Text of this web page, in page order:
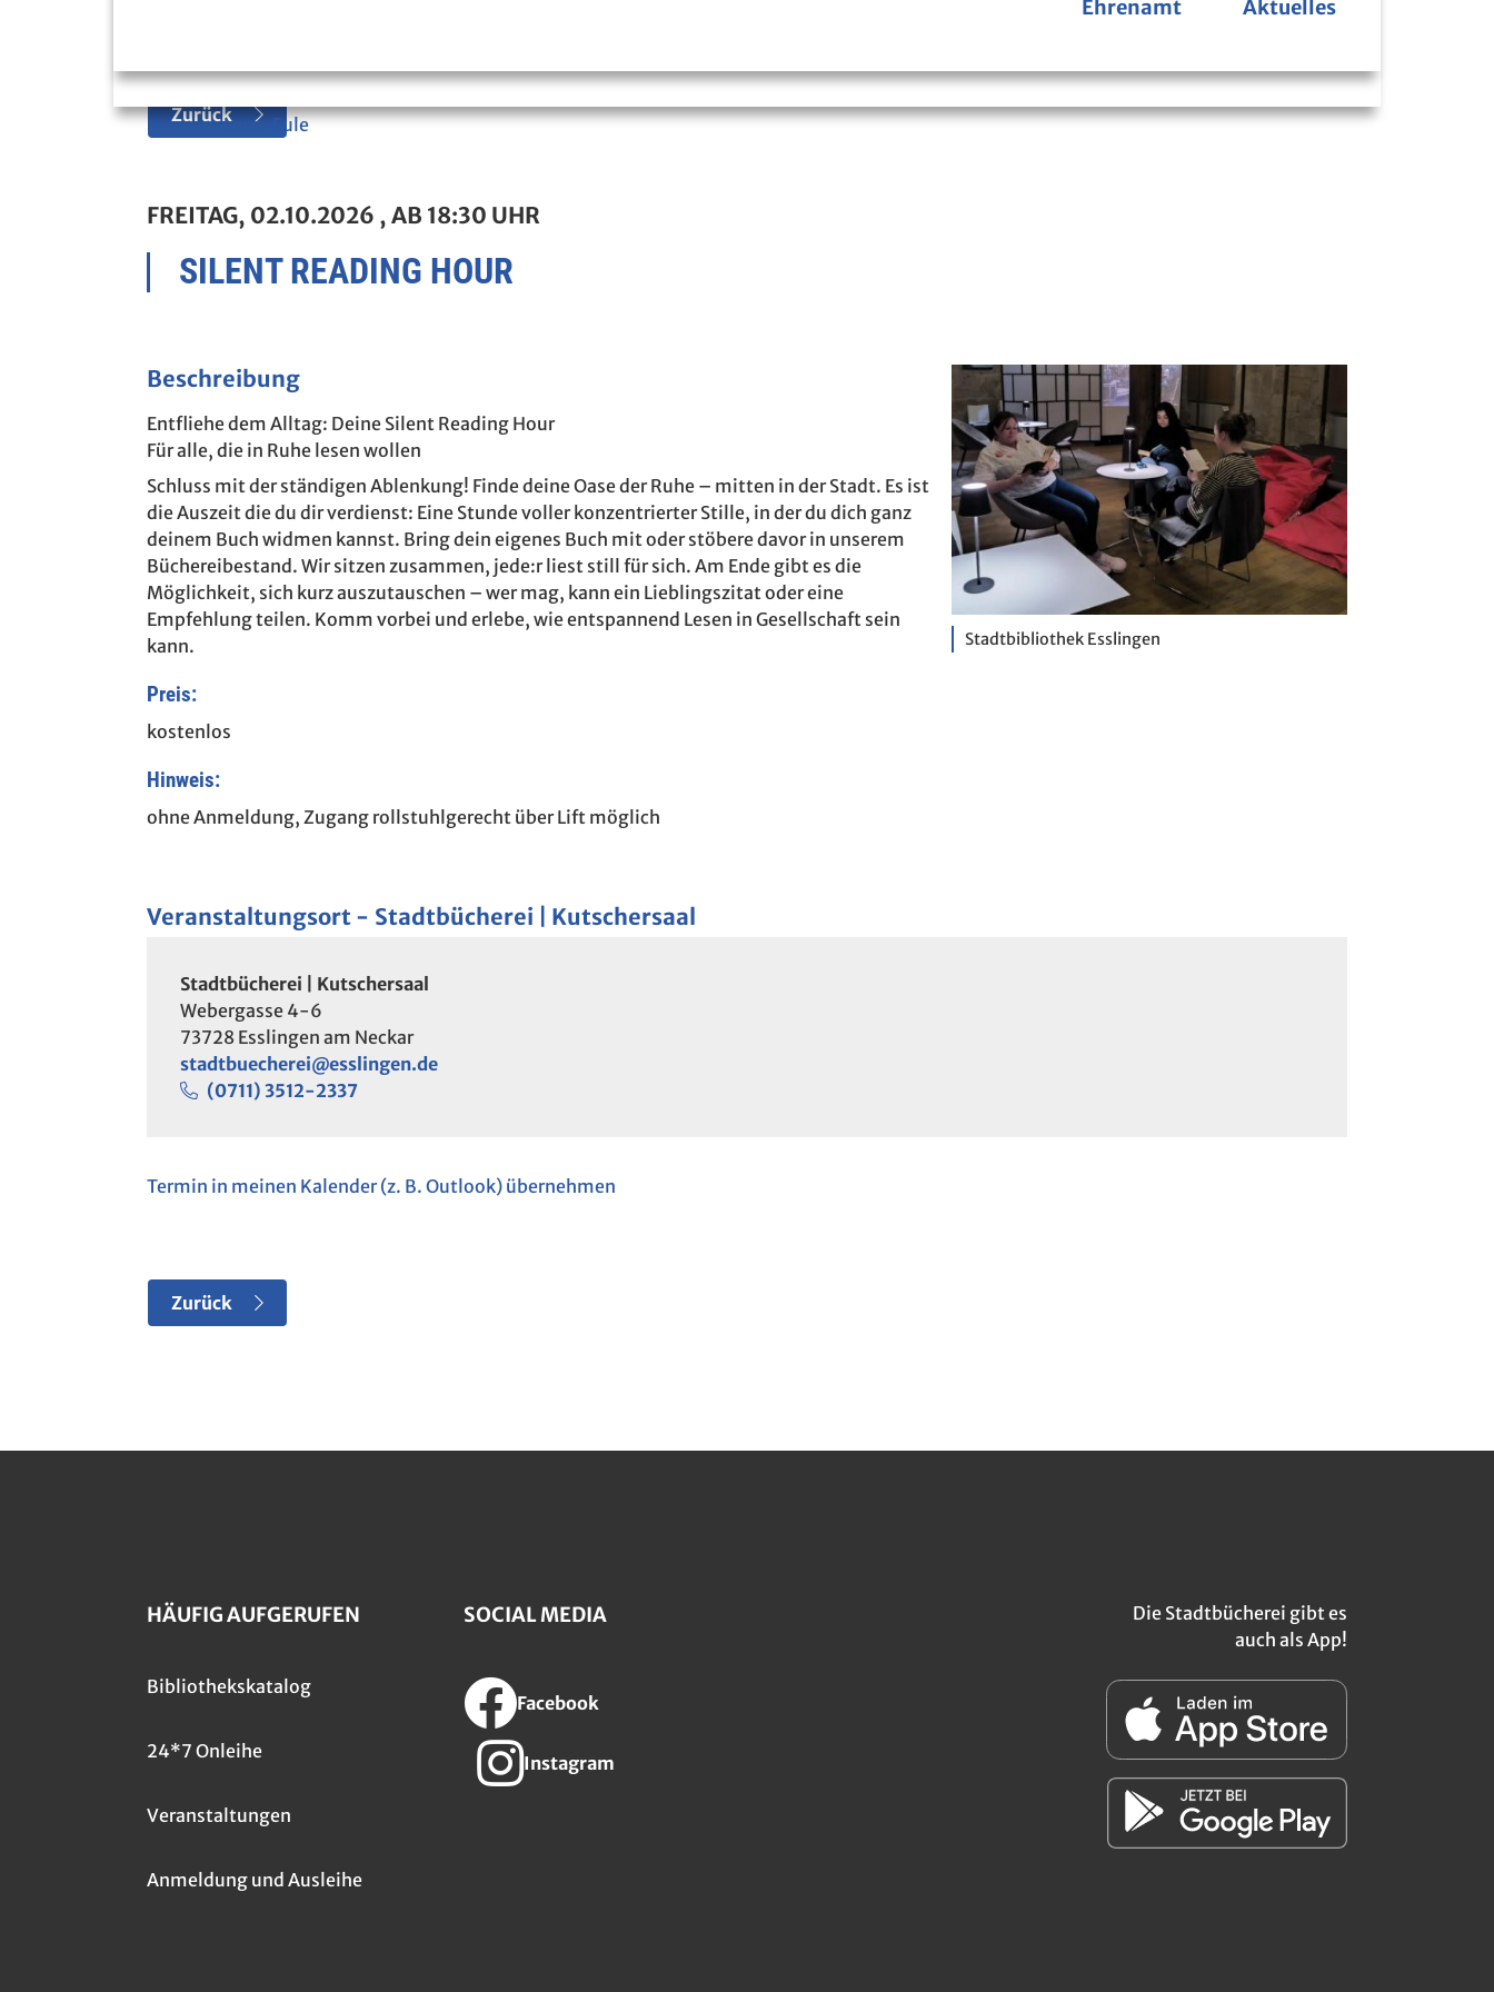
Lese-Eule
Ehrenamt Aktuelles
Zurück
FREITAG, 02.10.2026 , AB 18:30 UHR
SILENT READING HOUR
Stadtbibliothek Esslingen
Beschreibung
Entfliehe dem Alltag: Deine Silent Reading Hour
Für alle, die in Ruhe lesen wollen
Schluss mit der ständigen Ablenkung! Finde deine Oase der Ruhe – mitten in der Stadt. Es ist
die Auszeit die du dir verdienst: Eine Stunde voller konzentrierter Stille, in der du dich ganz
deinem Buch widmen kannst. Bring dein eigenes Buch mit oder stöbere davor in unserem
Büchereibestand. Wir sitzen zusammen, jede:r liest still für sich. Am Ende gibt es die
Möglichkeit, sich kurz auszutauschen – wer mag, kann ein Lieblingszitat oder eine
Empfehlung teilen. Komm vorbei und erlebe, wie entspannend Lesen in Gesellschaft sein
kann.
Preis:
kostenlos
Hinweis:
ohne Anmeldung, Zugang rollstuhlgerecht über Lift möglich
Veranstaltungsort Stadtbücherei | Kutschersaal
Stadtbücherei | Kutschersaal
Webergasse 4-6
73728 Esslingen am Neckar
stadtbuecherei@esslingen.de
(0711) 3512-2337
Termin in meinen Kalender (z. B. Outlook) übernehmen
Zurück
HÄUFIG AUFGERUFEN
Bibliothekskatalog
24*7 Onleihe
Veranstaltungen
Anmeldung und Ausleihe
SOCIAL MEDIA
Facebook
Instagram
Die Stadtbücherei gibt es
auch als App!